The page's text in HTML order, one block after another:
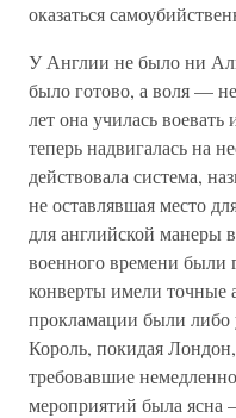
оказаться
У Англии не было ни
было готово, а воля —
лет она училась воевать
теперь надвигалась на
действовала система,
не оставлявшая место
для английской манеры
военного времени были
конверты имели точные
прокламации были либо
Король, покидая
требовавшие
мероприятий была ясна